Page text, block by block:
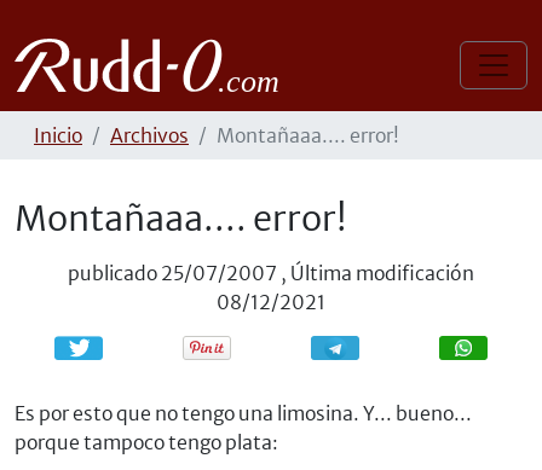
Inicio Archivos Montañaaa.... error!
Montañaaa.... error!
publicado 25/07/2007 , Última modificación
08/12/2021
Compartir Compartir
Es por esto que no tengo una limosina. Y... bueno...
porque tampoco tengo plata: